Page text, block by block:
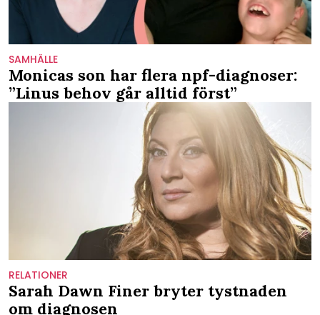
SAMHÄLLE
Monicas son har flera npf-diagnoser:
”Linus behov går alltid först”
RELATIONER
Sarah Dawn Finer bryter tystnaden
om diagnosen